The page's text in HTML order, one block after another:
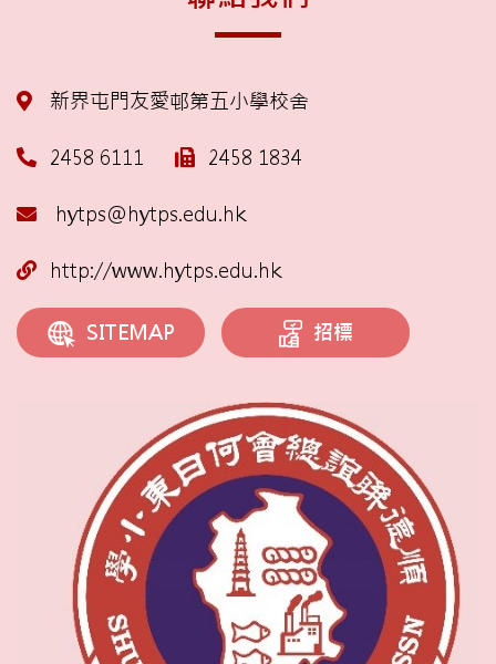
新界屯門友愛邨第五小學校舍
2458 6111 2458 1834
hytps@hytps.edu.hk
http://www.hytps.edu.hk
SITEMAP 招標